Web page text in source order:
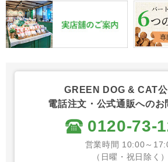
GREEN DOG & CAT
電話注文・公式通販へのお
0120-73-
営業時間 10:00～
（日曜・祝日除く）